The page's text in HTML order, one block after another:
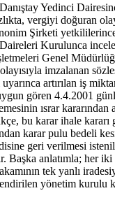
Yedinci
vergiyi doğuran
Şirketi yetkililerince
Kurulunca
Genel
imzalanan
artırılan iş
uygun gören 4.4.2001
ısrar kararından
bu karar ihale
karar pulu bedeli
geri verilmesi
Başka anlatımla; her
tek yanlı
yönetim kurulu